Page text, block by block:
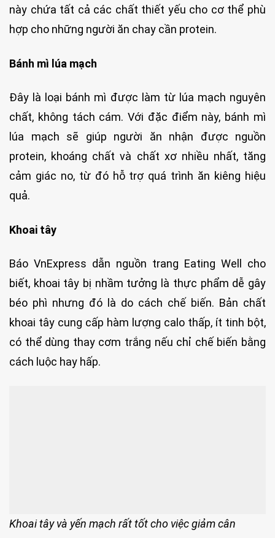
này chứa tất cả các chất thiết yếu cho cơ thể phù
hợp cho những người ăn chay cần protein.
Bánh mì lúa mạch
Đây là loại bánh mì được làm từ lúa mạch nguyên
chất, không tách cám. Với đặc điểm này, bánh mì
lúa mạch sẽ giúp người ăn nhận được nguồn
protein, khoáng chất và chất xơ nhiều nhất, tăng
cảm giác no, từ đó hỗ trợ quá trình ăn kiêng hiệu
quả.
Khoai tây
Báo VnExpress dẫn nguồn trang Eating Well cho
biết, khoai tây bị nhầm tưởng là thực phẩm dễ gây
béo phì nhưng đó là do cách chế biến. Bản chất
khoai tây cung cấp hàm lượng calo thấp, ít tinh bột,
có thể dùng thay cơm trắng nếu chỉ chế biến bằng
cách luộc hay hấp.
Khoai tây và yến mạch rất tốt cho việc giảm cân